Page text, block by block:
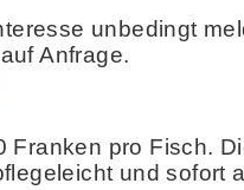
unbedingt
Anfrage.
Franken pro Fisch.
und sofort